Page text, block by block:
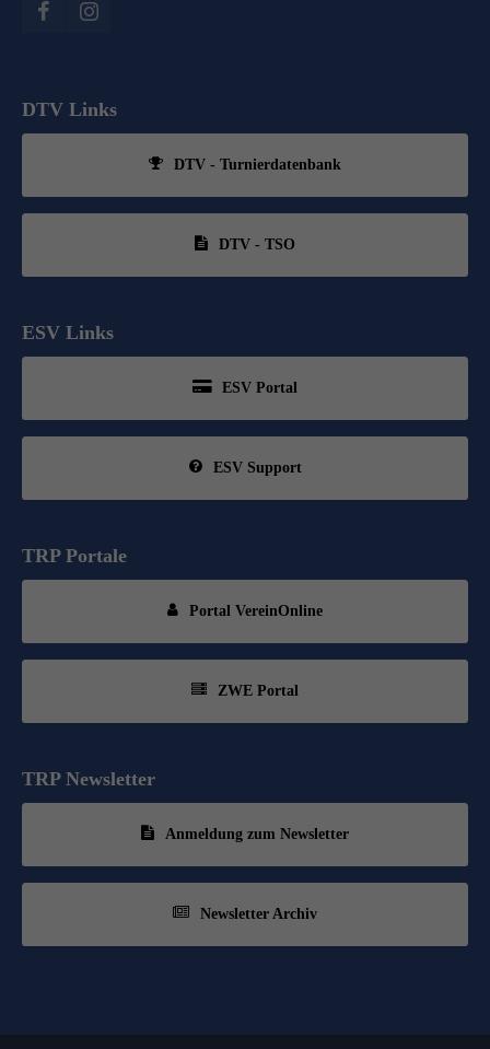
DTV Links
DTV - Turnierdatenbank
DTV - TSO
ESV Links
ESV Portal
ESV Support
TRP Portale
Portal VereinOnline
ZWE Portal
TRP Newsletter
Anmeldung zum Newsletter
Newsletter Archiv